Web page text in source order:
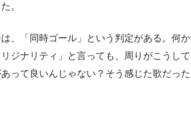
。
、「同時ゴール」という判定がある。何か
ジナリティ」と言っても、周りがこうして
って良いんじゃない？そう感じた歌だった